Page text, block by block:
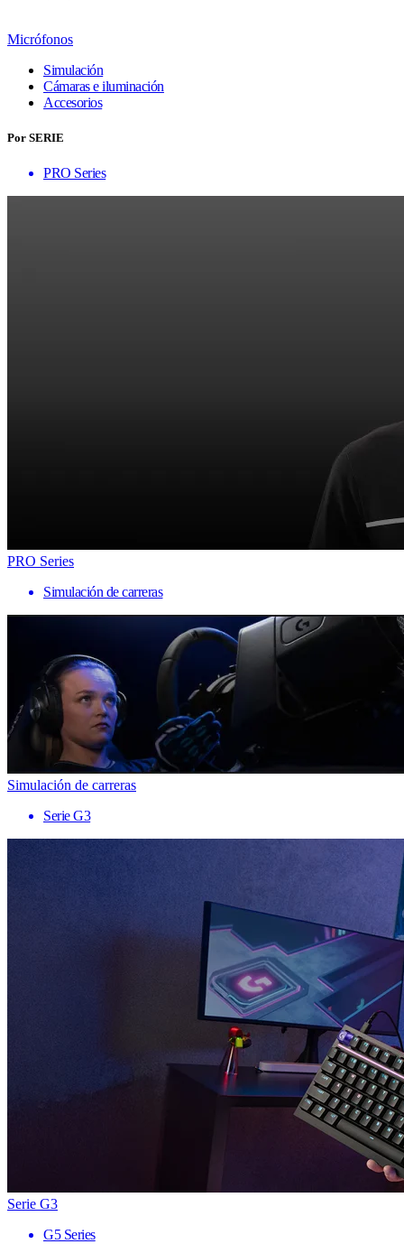
Micrófonos
Simulación
Cámaras e iluminación
Accesorios
Por SERIE
PRO Series
PRO Series
Simulación de carreras
Simulación de carreras
Serie G3
Serie G3
G5 Series